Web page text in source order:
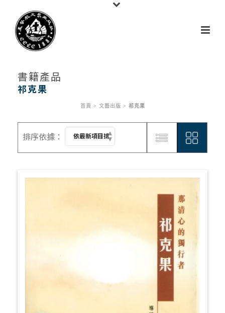
書籍產品
首頁 > 文藝出版 > 祁克果
祁克果